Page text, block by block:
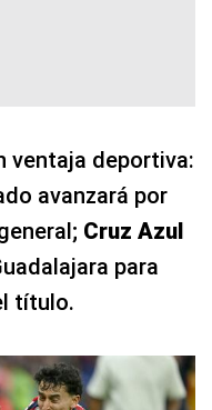
ventaja deportiva:
avanzará por
Cruz Azul
para
título.